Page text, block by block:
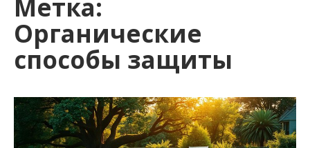
Метка:
Органические
способы защиты